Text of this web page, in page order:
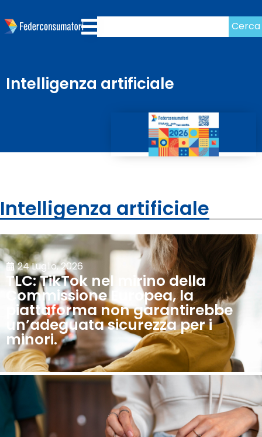
Cerca
Intelligenza artificiale
Intelligenza artificiale
24 Luglio, 2026
TLC: TikTok nel mirino della
Commissione Europea, la
piattaforma non garantirebbe
un’adeguata sicurezza per i
minori.